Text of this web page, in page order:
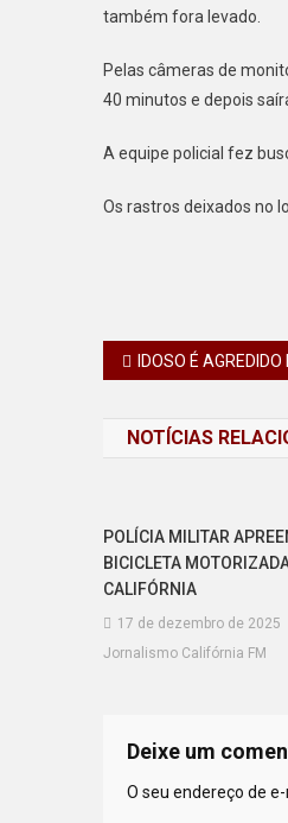
também fora levado.
Pelas câmeras de
40 minutos e depois
A equipe policial fez
Os rastros deixados no
Navegação
Post
IDOSO É AGREDIDO ENQUANTO SAIA DA MISSA EM BOM
NOTÍCIAS
POLÍCIA MILITAR
BICICLETA
CALIFÓRNIA
17 de dezembro de 2025
Jornalismo Califórnia FM
Deixe um
O seu endereço de